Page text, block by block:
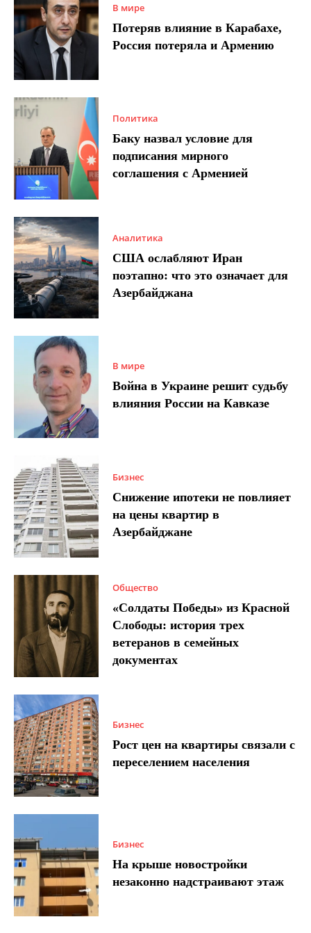
В мире
Потеряв влияние в Карабахе,
Россия потеряла и Армению
Политика
Баку назвал условие для
подписания мирного
соглашения с Арменией
Аналитика
США ослабляют Иран
поэтапно: что это означает для
Азербайджана
В мире
Война в Украине решит судьбу
влияния России на Кавказе
Бизнес
Снижение ипотеки не повлияет
на цены квартир в
Азербайджане
Общество
«Солдаты Победы» из Красной
Слободы: история трех
ветеранов в семейных
документах
Бизнес
Рост цен на квартиры связали с
переселением населения
Бизнес
На крыше новостройки
незаконно надстраивают этаж